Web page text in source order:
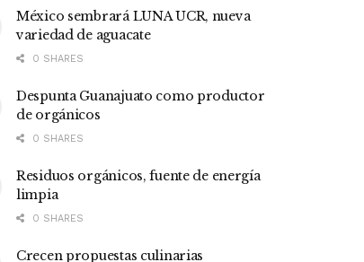
México sembrará LUNA UCR, nueva
variedad de aguacate
0 SHARES
Despunta Guanajuato como productor
de orgánicos
0 SHARES
Residuos orgánicos, fuente de energía
limpia
0 SHARES
Crecen propuestas culinarias